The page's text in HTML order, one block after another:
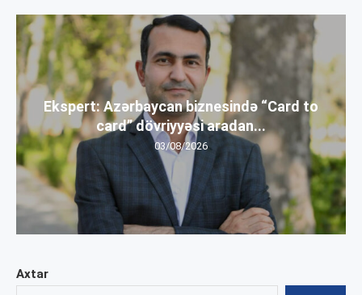
Axtar
Ekspert: Azərbaycan biznesində “Card to
card” dövriyyəsi aradan...
03/08/2026